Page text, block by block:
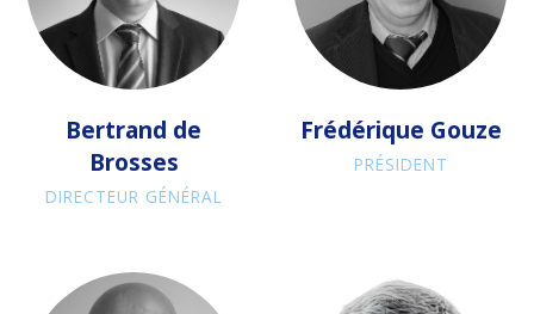
Bertrand de
Brosses
DIRECTEUR GÉNÉRAL
Frédérique Gouze
PRÉSIDENT